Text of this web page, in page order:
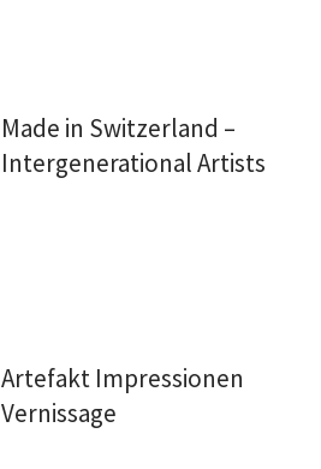
Made in Switzerland –
Intergenerational Artists
Artefakt Impressionen
Vernissage